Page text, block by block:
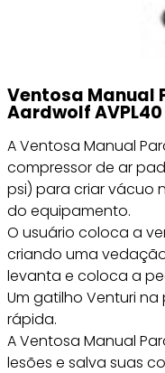
Ventosa Manual
Aardwolf AVPL40
A Ventosa Manual
compressor de ar
psi) para criar vácuo
do equipamento.
O usuário coloca a
criando uma
levanta e coloca a
Um gatilho Venturi
rápida.
A Ventosa Manual
lesões e salva suas